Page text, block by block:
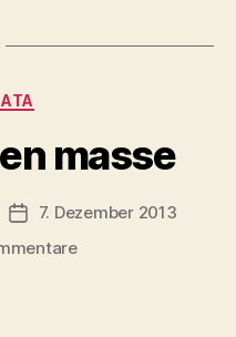
masse
Veröffentlichungsdatum
7. Dezember 2013
zu